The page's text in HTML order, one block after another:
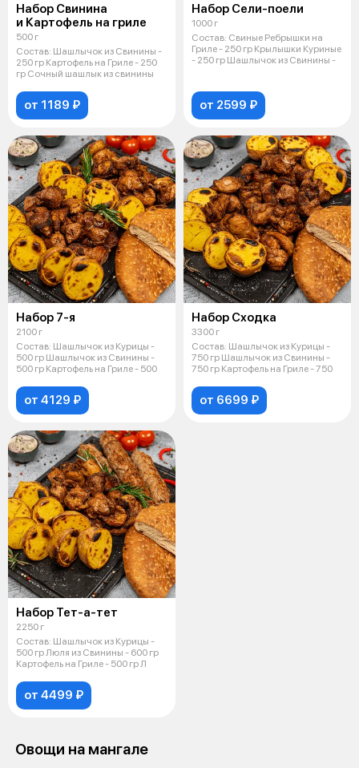
Набор Свинина
и Картофель на гриле
500 г
Состав: Шашлычок из Свинины -
250 гр Картофель на Гриле - 250
гр Сочный шашлык из свинины
от 1189 ₽
Набор Сели-поели
1000 г
Состав: Свиные Ребрышки на
Гриле - 250 гр Крылышки Куриные
- 250 гр Шашлычок из Свинины -
от 2599 ₽
Набор 7-я
2100 г
Состав: Шашлычок из Курицы -
500 гр Шашлычок из Свинины -
500 гр Картофель на Гриле - 500
от 4129 ₽
Набор Сходка
3300 г
Состав: Шашлычок из Курицы -
750 гр Шашлычок из Свинины -
750 гр Картофель на Гриле - 750
от 6699 ₽
Набор Тет-а-тет
2250 г
Состав: Шашлычок из Курицы -
500 гр Люля из Свинины - 600 гр
Картофель на Гриле - 500 гр Л
от 4499 ₽
Овощи на мангале